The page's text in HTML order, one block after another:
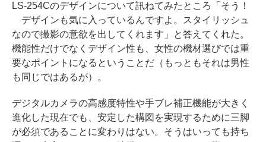
LS-254Cのデザインについて訊ねてみたところ「そう！
デザインも気に入っているんですよ。スタイリッシュ
なので撮影の意欲を出してくれます」と答えてくれた。
機能性だけでなくデザイン性も、女性の機材選びでは重
要なポイントになるということだ（もっともそれは男性
も同じではあるが）。
デジタルカメラの高感度特性や手ブレ補正機能が大きく
進化した現在でも、安定した構図を実現するために三脚
が必須であることに変わりはない。そうはいっても持ち